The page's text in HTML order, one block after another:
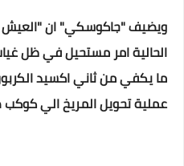
ويضيف "جاكوسكي" ان
الحالية امر مستحيل في ظل
ما يكفي من ثاني اكسيد
عملية تحويل المريخ الي كوكب